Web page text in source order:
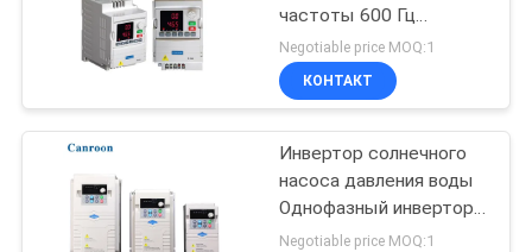
КАРТА
ПОЛИТИКА
УЕДИНЕНИЯ
привод частоты
vfd переменный
частоты 600 Гц
переменный драйвер
частоты
Negotiable price MOQ:1
КОНТАКТ
Инвертор солнечного
насоса давления воды
Однофазный инвертор
постоянного тока
Negotiable price MOQ:1